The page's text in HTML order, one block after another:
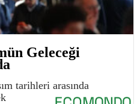
Geleceği
tarihleri arasında